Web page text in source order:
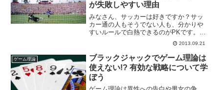
が失敗しやすい理由
みなさん、サッカーは好きですか？サッ
カー通の人もそうでない人も、分かりや
すいルールで白熱できるのがPKです。
PKは観る側もドキドキしますが、それ以
上に、キーパーとキッカーにとっては、
一瞬で勝敗が決まる壮絶な駆け引きの場
です。今回はそんなサッ...
2013.09.21
ゲーム理論
ブラックジャックでゲーム理論は
使えない!? 有効な戦略について学
ぼう